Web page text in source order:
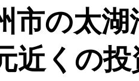
市の太
近くの